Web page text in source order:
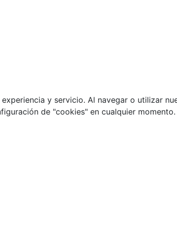
y servicio. Al navegar o utilizar
de "cookies" en cualquier momento.